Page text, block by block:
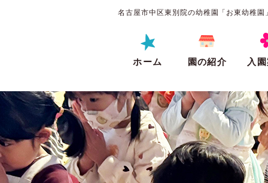
名古屋市中区東別院の幼稚園「お東幼稚園
ホーム 園の紹介 入